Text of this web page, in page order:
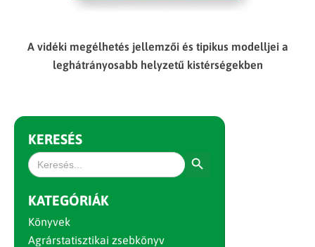
A vidéki megélhetés jellemzői és tipikus modelljei a
leghátrányosabb helyzetű kistérségekben
KERESÉS
Search
for:
KATEGÓRIÁK
Könyvek
Agrárstatisztikai zsebkönyv